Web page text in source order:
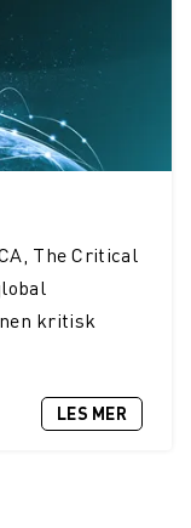
The Critical
kritisk
LES MER